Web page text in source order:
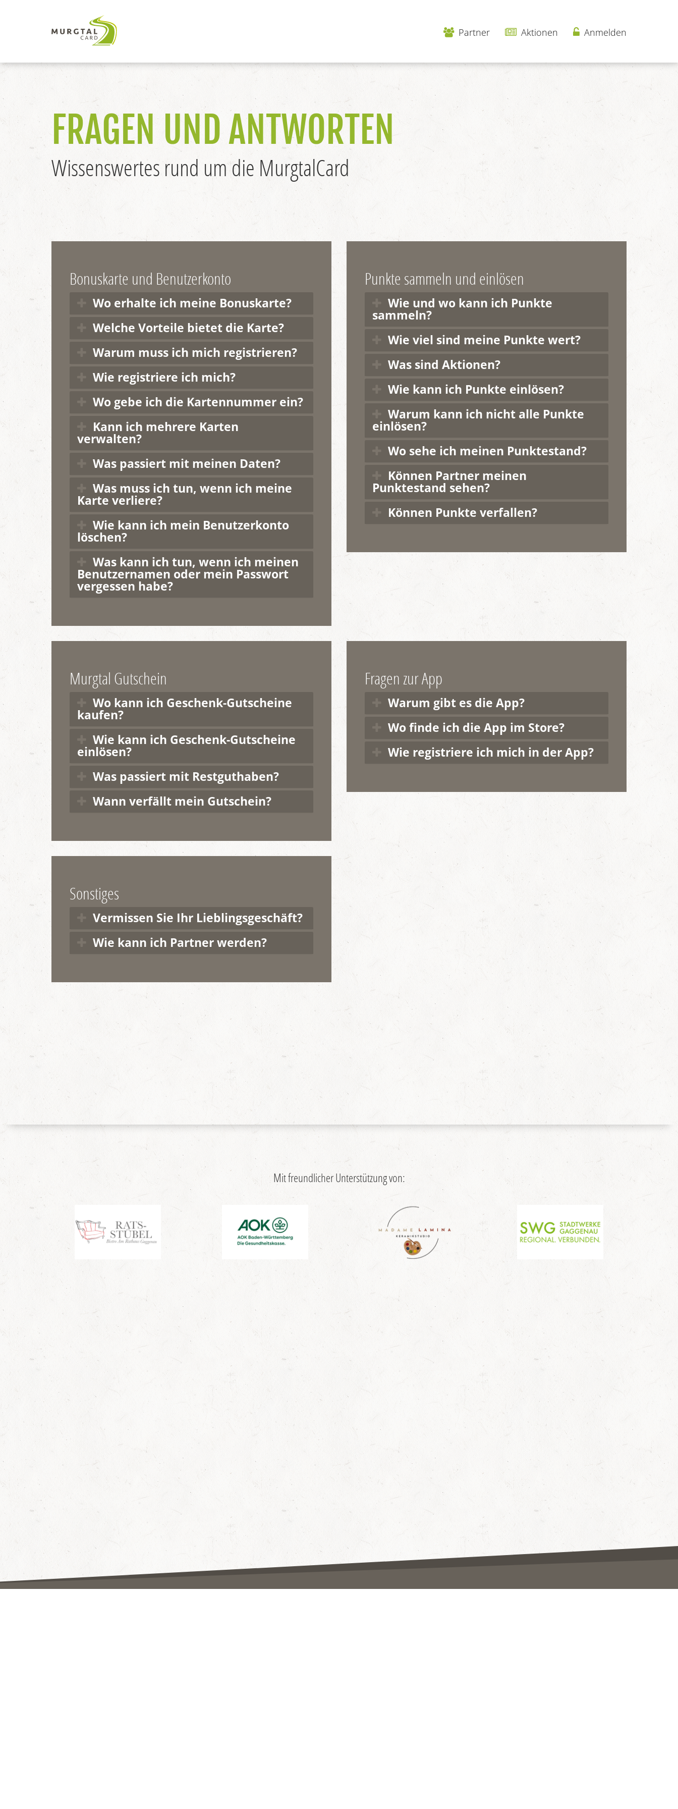
Partner Aktionen Anmelden
FRAGEN UND ANTWORTEN
Wissenswertes rund um die MurgtalCard
Bonuskarte und Benutzerkonto
Wo erhalte ich meine Bonuskarte?
Welche Vorteile bietet die Karte?
Warum muss ich mich registrieren?
Wie registriere ich mich?
Wo gebe ich die Kartennummer ein?
Kann ich mehrere Karten
verwalten?
Was passiert mit meinen Daten?
Was muss ich tun, wenn ich meine
Karte verliere?
Wie kann ich mein Benutzerkonto
löschen?
Was kann ich tun, wenn ich meinen
Benutzernamen oder mein Passwort
vergessen habe?
Punkte sammeln und einlösen
Wie und wo kann ich Punkte
sammeln?
Wie viel sind meine Punkte wert?
Was sind Aktionen?
Wie kann ich Punkte einlösen?
Warum kann ich nicht alle Punkte
einlösen?
Wo sehe ich meinen Punktestand?
Können Partner meinen
Punktestand sehen?
Können Punkte verfallen?
Murgtal Gutschein
Wo kann ich Geschenk-Gutscheine
kaufen?
Wie kann ich Geschenk-Gutscheine
einlösen?
Was passiert mit Restguthaben?
Wann verfällt mein Gutschein?
Fragen zur App
Warum gibt es die App?
Wo finde ich die App im Store?
Wie registriere ich mich in der App?
Sonstiges
Vermissen Sie Ihr Lieblingsgeschäft?
Wie kann ich Partner werden?
Mit freundlicher Unterstützung von: